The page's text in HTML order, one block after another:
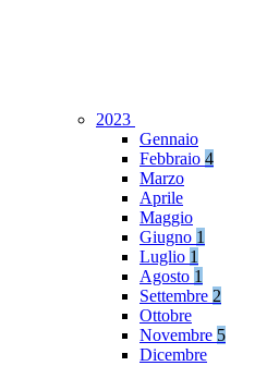
2023
Gennaio
Febbraio 4
Marzo
Aprile
Maggio
Giugno 1
Luglio 1
Agosto 1
Settembre 2
Ottobre
Novembre 5
Dicembre